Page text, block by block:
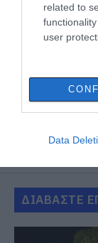
related to
user
Data
ΔΙΑΒΑΣΤΕ